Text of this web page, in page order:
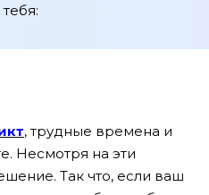
, трудные времена и
Несмотря на эти
Так что, если ваш